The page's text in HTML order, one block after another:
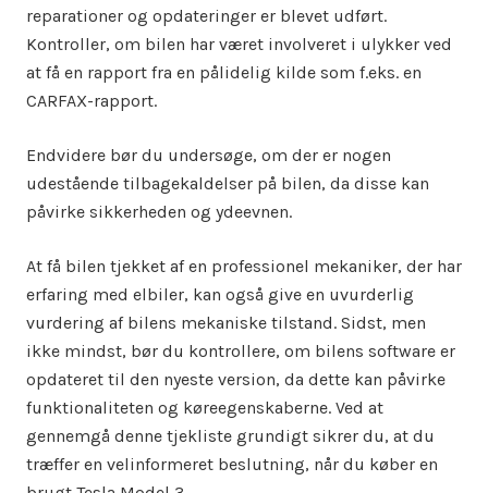
reparationer og opdateringer er blevet udført.
Kontroller, om bilen har været involveret i ulykker ved
at få en rapport fra en pålidelig kilde som f.eks. en
CARFAX-rapport.
Endvidere bør du undersøge, om der er nogen
udestående tilbagekaldelser på bilen, da disse kan
påvirke sikkerheden og ydeevnen.
At få bilen tjekket af en professionel mekaniker, der har
erfaring med elbiler, kan også give en uvurderlig
vurdering af bilens mekaniske tilstand. Sidst, men
ikke mindst, bør du kontrollere, om bilens software er
opdateret til den nyeste version, da dette kan påvirke
funktionaliteten og køreegenskaberne. Ved at
gennemgå denne tjekliste grundigt sikrer du, at du
træffer en velinformeret beslutning, når du køber en